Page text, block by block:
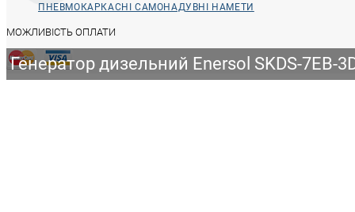
Генератор дизельний Enersol SKDS-7EB-
ПНЕВМОКАРКАСНІ САМОНАДУВНІ НАМЕТИ
МОЖЛИВІСТЬ ОПЛАТИ